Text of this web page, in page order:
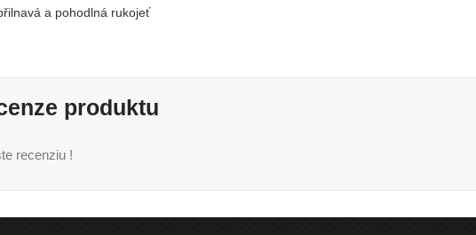
a pohodlná rukojeť
produktu
recenziu !